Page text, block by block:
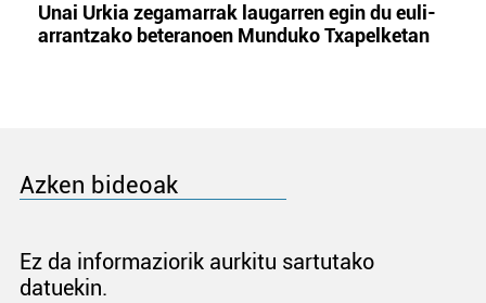
Unai Urkia zegamarrak laugarren egin du euli-
arrantzako beteranoen Munduko Txapelketan
Azken bideoak
Ez da informaziorik aurkitu sartutako
datuekin.